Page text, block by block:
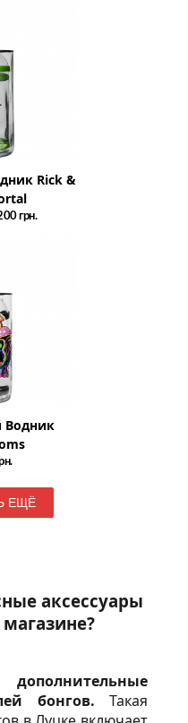
Rick &
грн.
Водник
ЕЩЁ
аксессуары
дополнительные
бонгов. Такая